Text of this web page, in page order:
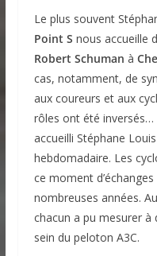
Le plus souvent
Point S nous accueille
Robert Schuman à
cas, notamment, de
aux coureurs et aux
rôles ont été inversés…
accueilli Stéphane
hebdomadaire. Les
ce moment
nombreuses années.
chacun a pu mesurer à
sein du peloton A3C.